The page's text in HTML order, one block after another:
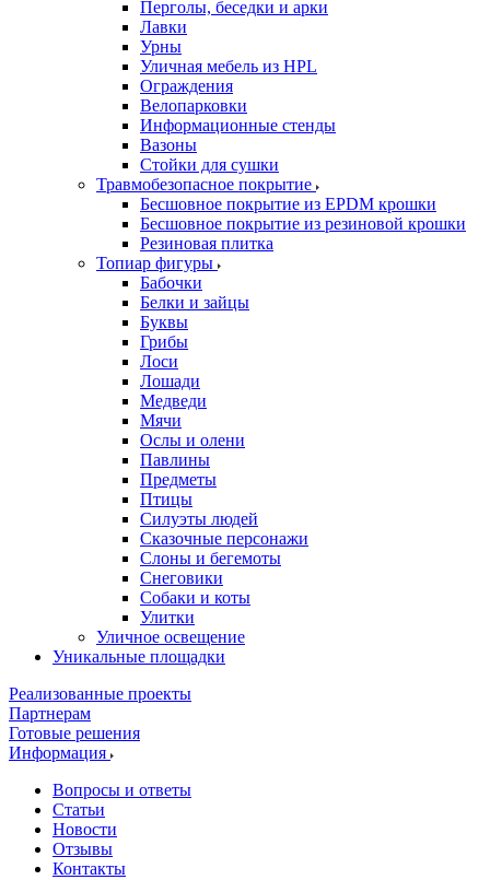
Перголы, беседки и арки
Лавки
Урны
Уличная мебель из HPL
Ограждения
Велопарковки
Информационные стенды
Вазоны
Стойки для сушки
Травмобезопасное покрытие
Бесшовное покрытие из EPDM крошки
Бесшовное покрытие из резиновой крошки
Резиновая плитка
Топиар фигуры
Бабочки
Белки и зайцы
Буквы
Грибы
Лоси
Лошади
Медведи
Мячи
Ослы и олени
Павлины
Предметы
Птицы
Силуэты людей
Сказочные персонажи
Слоны и бегемоты
Снеговики
Собаки и коты
Улитки
Уличное освещение
Уникальные площадки
Реализованные проекты
Партнерам
Готовые решения
Информация
Вопросы и ответы
Статьи
Новости
Отзывы
Контакты